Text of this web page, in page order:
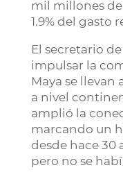
mil millones
1.9% del gasto
El secretario
impulsar la
Maya se llevan
a nivel
amplió la
marcando un
desde hace 30
pero no se